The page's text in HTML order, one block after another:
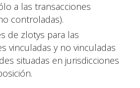
a las transacciones
controladas).
de zlotys para las
vinculadas y no vinculadas
situadas en jurisdicciones